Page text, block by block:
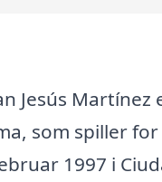
Jesús
som spiller
1997 i